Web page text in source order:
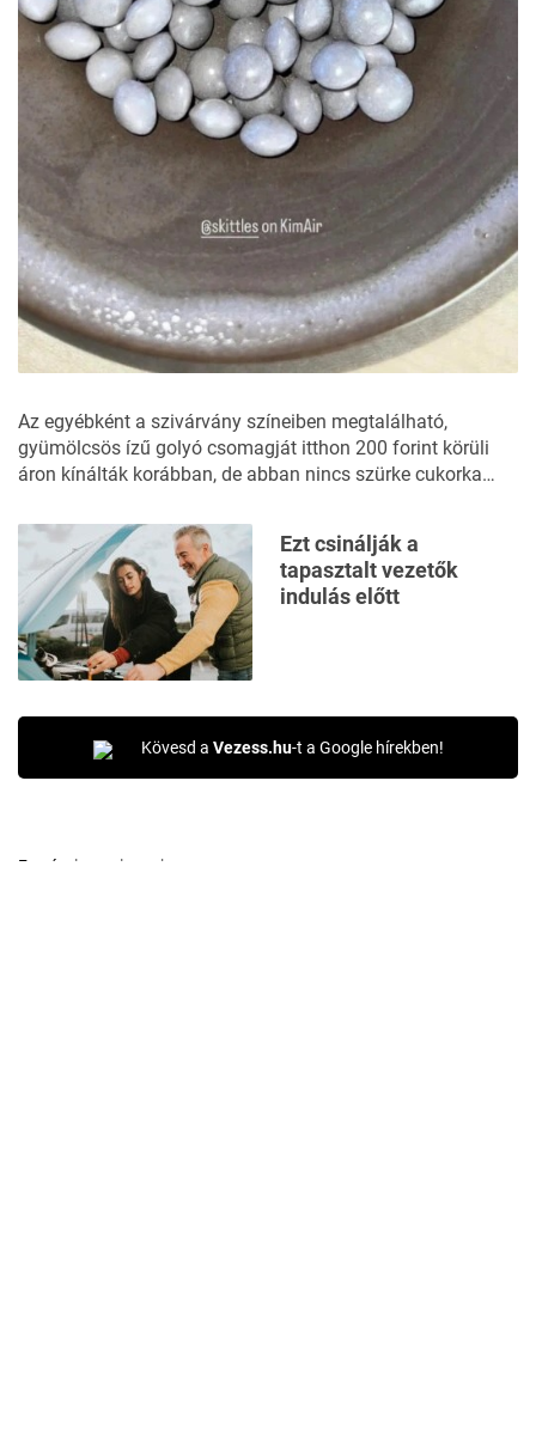
Az egyébként a szivárvány színeiben megtalálható,
gyümölcsös ízű golyó csomagját itthon 200 forint körüli
áron kínálták korábban, de abban nincs szürke cukorka…
Ezt csinálják a
tapasztalt vezetők
indulás előtt
Kövesd a Vezess.hu-t a Google hírekben!
Forrás:
luxurylaunches.com